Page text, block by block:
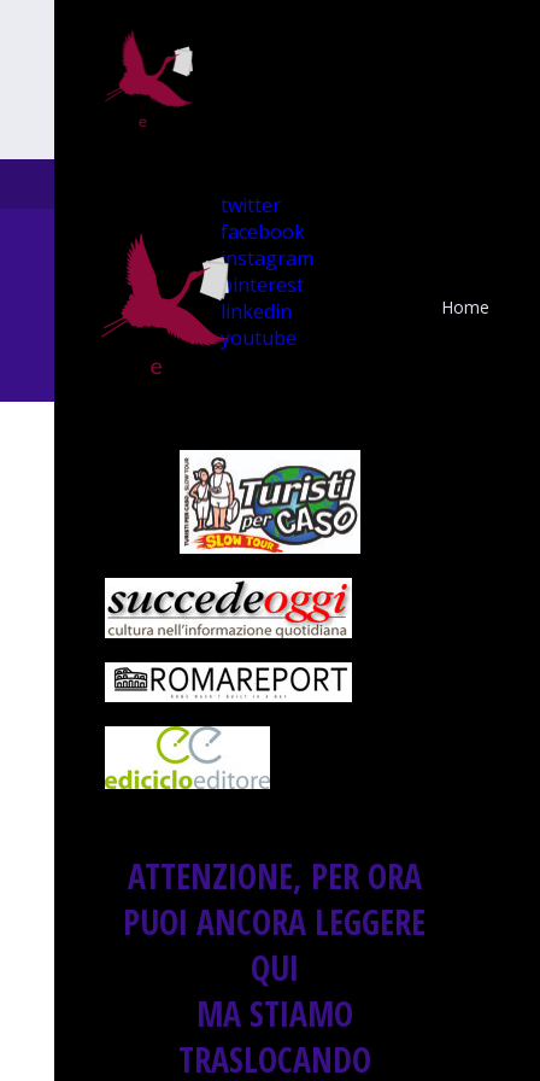
twitter
facebook
instagram
pinterest
linkedin
youtube
Home
ATTENZIONE, PER ORA
PUOI ANCORA LEGGERE
QUI
MA STIAMO
TRASLOCANDO